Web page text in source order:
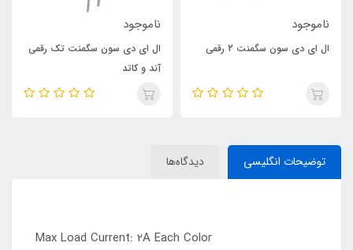
ناموجود
ال ای دی سون سگمنت 2 رقمی
ناموجود
ال ای دی سون سگمنت تک رقمی
آند و کاتد
توضیحات انگلیسی دیدگاه‌ها
Max Load Current: 2A Each Color